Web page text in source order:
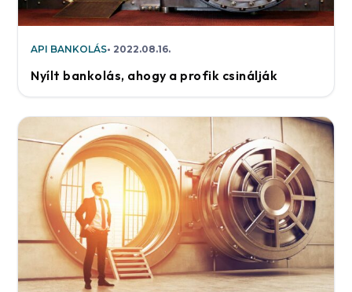
API BANKOLÁS 2022.08.16.
Nyílt bankolás, ahogy a profik csinálják